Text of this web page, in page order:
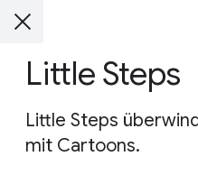
Little Steps
Little Steps
mit Cartoons.